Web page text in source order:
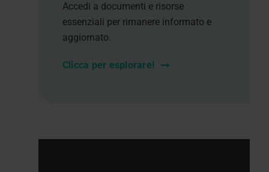
Accedi a documenti e risorse
essenziali per rimanere informato e
aggiornato.
Clicca per esplorare!